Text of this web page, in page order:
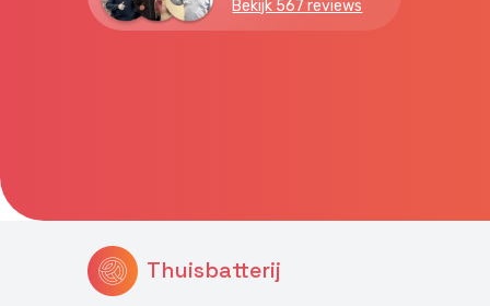
Bekijk 567 reviews
Thuisbatterij